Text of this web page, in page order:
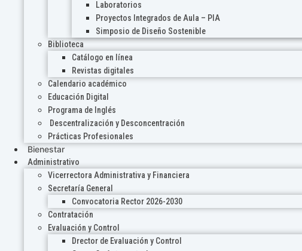
Laboratorios
Proyectos Integrados de Aula – PIA
Simposio de Diseño Sostenible
Biblioteca
Catálogo en línea
Revistas digitales
Calendario académico
Educación Digital
Programa de Inglés
Descentralización y Desconcentración
Prácticas Profesionales
Bienestar
Administrativo
Vicerrectora Administrativa y Financiera
Secretaría General
Convocatoria Rector 2026-2030
Contratación
Evaluación y Control
Drector de Evaluación y Control